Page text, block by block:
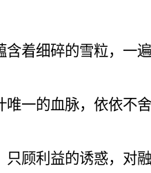
含着细碎的雪粒，一
唯一的血脉，依依不
只顾利益的诱惑，对